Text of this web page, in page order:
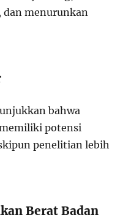
dan menurunkan
bahwa
potensi
penelitian lebih
Berat Badan